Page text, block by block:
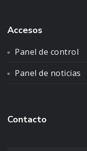
Accesos
Panel de control
Panel de noticias
Contacto